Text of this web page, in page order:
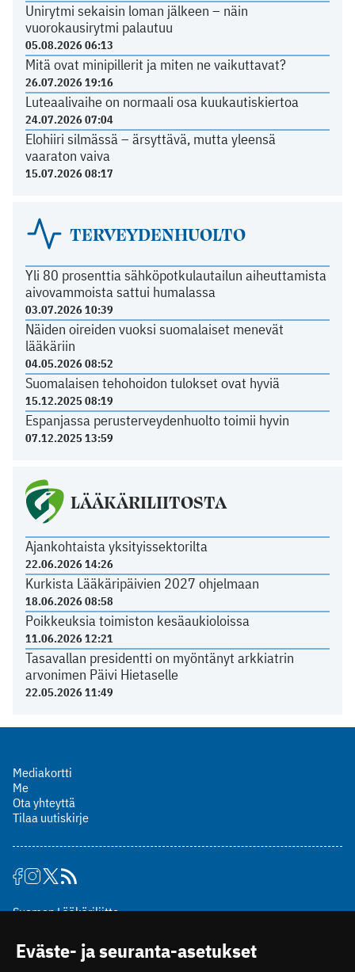
Unirytmi sekaisin loman jälkeen – näin
vuorokausirytmi palautuu
05.08.2026 06:13
Mitä ovat minipillerit ja miten ne vaikuttavat?
26.07.2026 19:16
Luteaalivaihe on normaali osa kuukautiskiertoa
24.07.2026 07:04
Elohiiri silmässä – ärsyttävä, mutta yleensä
vaaraton vaiva
15.07.2026 08:17
TERVEYDENHUOLTO
Yli 80 prosenttia sähköpotkulautailun aiheuttamista
aivovammoista sattui humalassa
03.07.2026 10:39
Näiden oireiden vuoksi suomalaiset menevät
lääkäriin
04.05.2026 08:52
Suomalaisen tehohoidon tulokset ovat hyviä
15.12.2025 08:19
Espanjassa perusterveydenhuolto toimii hyvin
07.12.2025 13:59
LÄÄKÄRILIITOSTA
Ajankohtaista yksityissektorilta
22.06.2026 14:26
Kurkista Lääkäripäivien 2027 ohjelmaan
18.06.2026 08:58
Poikkeuksia toimiston kesäaukioloissa
11.06.2026 12:21
Tasavallan presidentti on myöntänyt arkkiatrin
arvonimen Päivi Hietaselle
22.05.2026 11:49
Mediakortti
Me
Ota yhteyttä
Tilaa uutiskirje
Suomen Lääkäriliitto
00510 Helsinki
puh. (09) 393 091
Eväste- ja seuranta-asetukset